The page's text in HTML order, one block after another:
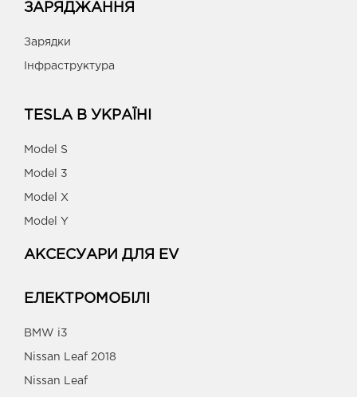
ЗАРЯДЖАННЯ
Зарядки
Інфраструктура
TESLA В УКРАЇНІ
Model S
Model 3
Model X
Model Y
АКСЕСУАРИ ДЛЯ EV
ЕЛЕКТРОМОБІЛІ
BMW i3
Nissan Leaf 2018
Nissan Leaf